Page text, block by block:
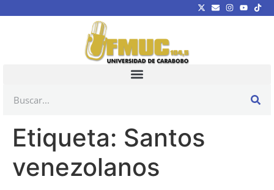
Etiqueta: Santos
venezolanos